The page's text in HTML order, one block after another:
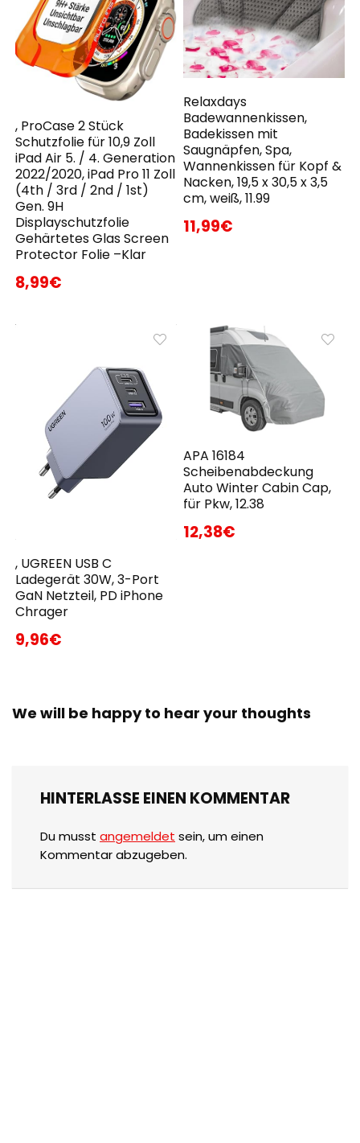
, ProCase 2 Stück
Schutzfolie für 10,9 Zoll
iPad Air 5. / 4. Generation
2022/2020, iPad Pro 11 Zoll
(4th / 3rd / 2nd / 1st)
Gen. 9H
Displayschutzfolie
Gehärtetes Glas Screen
Protector Folie –Klar
8,99€
Relaxdays
Badewannenkissen,
Badekissen mit
Saugnäpfen, Spa,
Wannenkissen für Kopf &
Nacken, 19,5 x 30,5 x 3,5
cm, weiß, 11.99
11,99€
, UGREEN USB C
Ladegerät 30W, 3-Port
GaN Netzteil, PD iPhone
Chrager
9,96€
APA 16184
Scheibenabdeckung
Auto Winter Cabin Cap,
für Pkw, 12.38
12,38€
We will be happy to hear your thoughts
HINTERLASSE EINEN KOMMENTAR
Du musst angemeldet sein, um einen
Kommentar abzugeben.